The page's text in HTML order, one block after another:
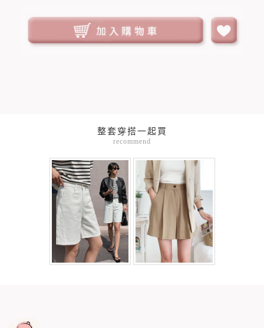
整套穿搭一起買
recommend